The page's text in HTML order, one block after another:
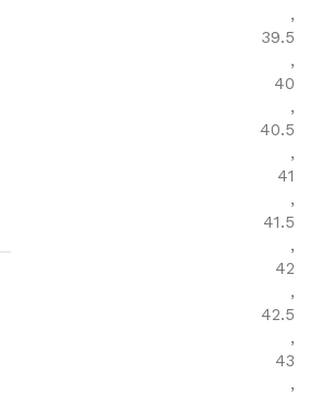
,
39.5
,
40
,
40.5
,
41
,
41.5
,
42
,
42.5
,
43
,